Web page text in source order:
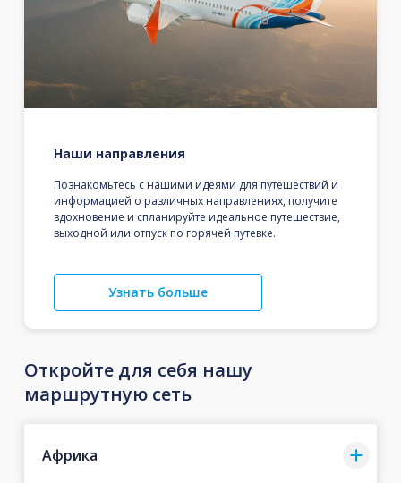
Наши направления
Познакомьтесь с нашими идеями для путешествий и
информацией о различных направлениях, получите
вдохновение и спланируйте идеальное путешествие,
выходной или отпуск по горячей путевке.
Узнать больше
Откройте для себя нашу
маршрутную сеть
Африка